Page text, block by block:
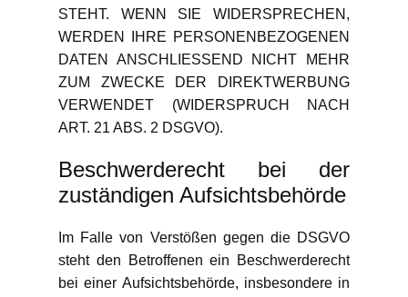
STEHT. WENN SIE WIDERSPRECHEN,
WERDEN IHRE PERSONENBEZOGENEN
DATEN ANSCHLIESSEND NICHT MEHR
ZUM ZWECKE DER DIREKTWERBUNG
VERWENDET (WIDERSPRUCH NACH
ART. 21 ABS. 2 DSGVO).
Beschwerde­recht bei der
zuständigen Aufsichts­behörde
Im Falle von Verstößen gegen die DSGVO
steht den Betroffenen ein Beschwerderecht
bei einer Aufsichtsbehörde, insbesondere in